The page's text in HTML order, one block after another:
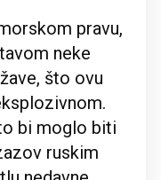
pravu,
neke
što ovu
bi moglo biti
ruskim